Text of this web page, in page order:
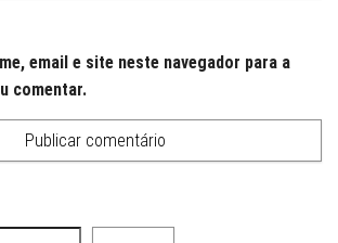
email e site neste navegador para a
comentar.